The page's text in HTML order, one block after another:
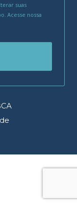
suas
Acesse nossa